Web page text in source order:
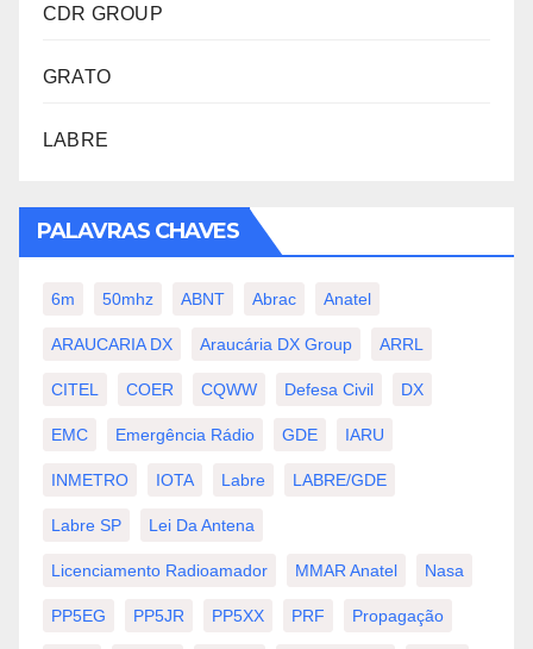
CDR GROUP
GRATO
LABRE
PALAVRAS CHAVES
6m 50mhz ABNT Abrac Anatel
ARAUCARIA DX Araucária DX Group ARRL
CITEL COER CQWW Defesa Civil DX
EMC Emergência Rádio GDE IARU
INMETRO IOTA Labre LABRE/GDE
Labre SP Lei Da Antena
Licenciamento Radioamador MMAR Anatel Nasa
PP5EG PP5JR PP5XX PRF Propagação